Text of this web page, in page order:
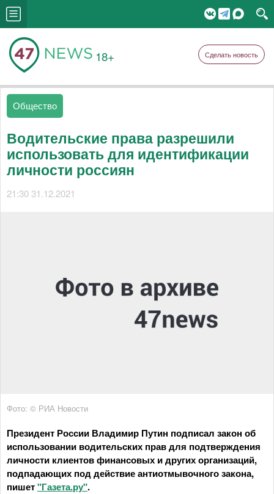
18+ Сделать новость
Общество
Водительские права разрешили
использовать для идентификации
личности россиян
21:30 31.12.2021
Фото: © РИА Новости
Президент России Владимир Путин подписал закон об
использовании водительских прав для подтверждения
личности клиентов финансовых и других организаций,
подпадающих под действие антиотмывочного закона,
пишет"Газета.ру".